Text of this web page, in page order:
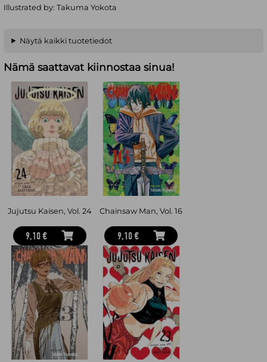
Illustrated by: Takuma Yokota
Näytä kaikki tuotetiedot
Nämä saattavat kiinnostaa sinua!
Jujutsu Kaisen, Vol. 24
9,10 €
Chainsaw Man, Vol. 16
9,10 €